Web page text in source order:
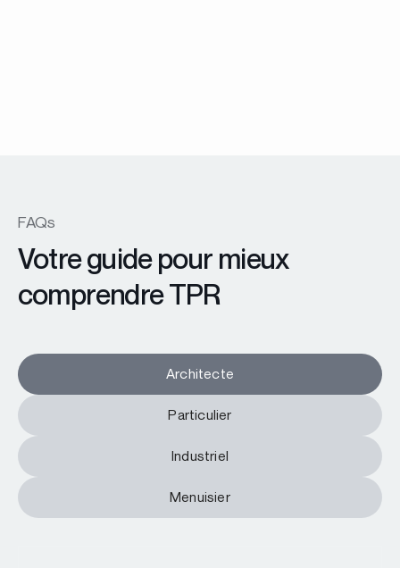
FAQs
Votre guide pour mieux
comprendre TPR
Architecte
Particulier
Industriel
Menuisier